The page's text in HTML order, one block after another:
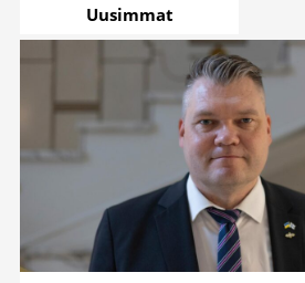
Uusimmat